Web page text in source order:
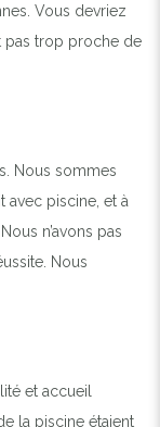
Vous devriez
pas trop proche de
Nous sommes
avec piscine, et à
n’avons pas
Nous
et accueil
la piscine étaient